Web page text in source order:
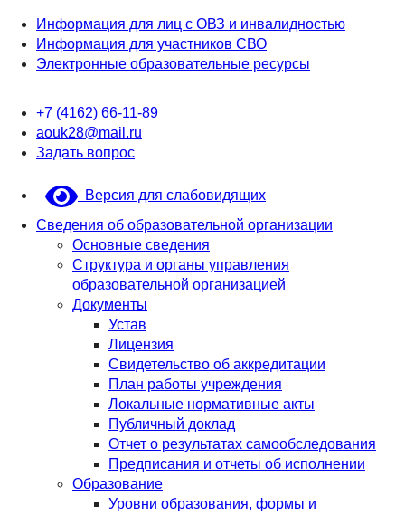
Информация для лиц с ОВЗ и инвалидностью
Информация для участников СВО
Электронные образовательные ресурсы
+7 (4162) 66-11-89
aouk28@mail.ru
Задать вопрос
Версия для слабовидящих
Сведения об образовательной организации
Основные сведения
Структура и органы управления
образовательной организацией
Документы
Устав
Лицензия
Свидетельство об аккредитации
План работы учреждения
Локальные нормативные акты
Публичный доклад
Отчет о результатах самообследования
Предписания и отчеты об исполнении
Образование
Уровни образования, формы и